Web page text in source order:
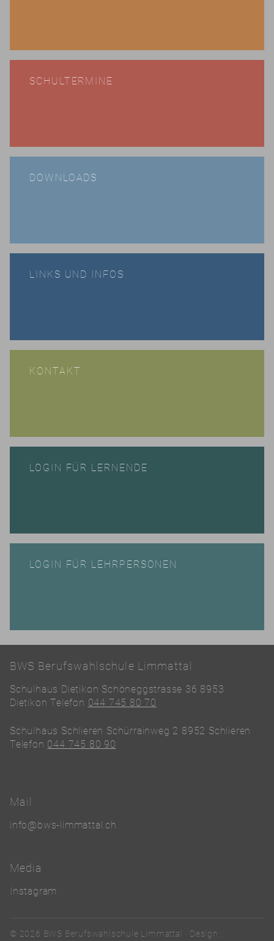
SCHULTERMINE
DOWNLOADS
LINKS UND INFOS
KONTAKT
LOGIN FÜR LERNENDE
LOGIN FÜR LEHRPERSONEN
BWS Berufswahlschule Limmattal
Schulhaus Dietikon Schöneggstrasse 36 8953
Dietikon Telefon 044 745 80 70
Schulhaus Schlieren Schürrainweg 2 8952 Schlieren
Telefon 044 745 80 90
Mail
info@bws-limmattal.ch
Media
Instagram
© 2026 BWS Berufswahlschule Limmattal · Design: